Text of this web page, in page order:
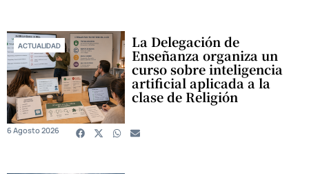
ACTUALIDAD La Delegación de
Enseñanza organiza un
curso sobre inteligencia
artificial aplicada a la
clase de Religión
6 Agosto 2026